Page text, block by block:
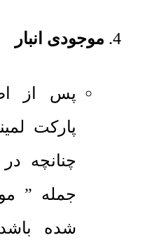
موجودی انبار
پس از
چنانچه
جمله ”
شده باشد